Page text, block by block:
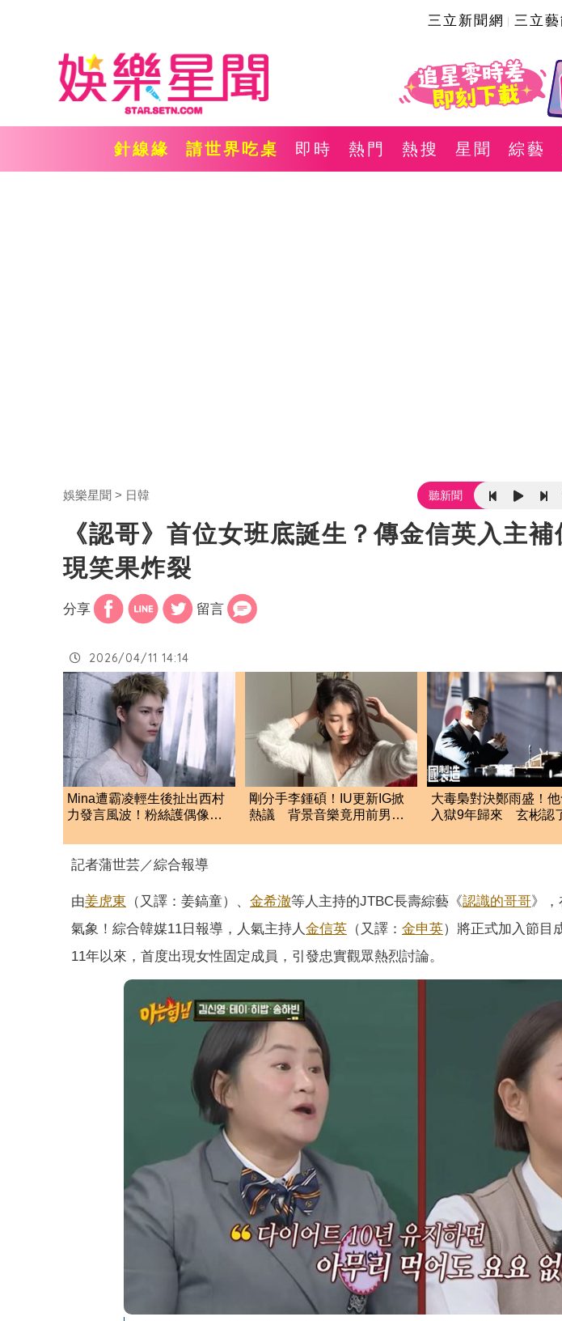
三立新聞網 三立
針線緣 請世界吃桌 即時 熱門 熱搜 星聞 綜藝
娛樂星聞 日韓 聽新聞
《認哥》首位女班底誕生？傳金信英入主
現笑果炸裂
分享 留言
2026/04/11 14:14
Mina遭霸凌輕生後扯出西村
力發言風波！粉絲護偶像發
剛分手李鍾碩！IU更新IG掀
熱議 背景音樂竟用前男友
大毒梟對決鄭雨盛！
入獄9年歸來 玄彬認
記者蒲世芸／綜合報導
由姜虎東 （又譯：姜鎬童）、 金希澈等人主持的JTBC長壽綜藝《認識的哥哥》
氣象！綜合韓媒11日報導，人氣主持人金信英 （又譯： 金申英）將正式加入節目
11年以來，首度出現女性固定成員，引發忠實觀眾熱烈討論。